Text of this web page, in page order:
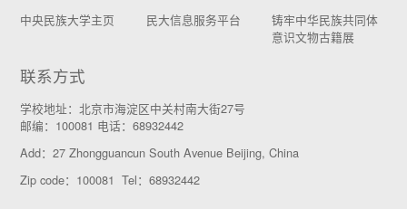
中央民族大学主页 民大信息服务平台
铸牢中华民族共同体
意识文物古籍展
联系方式
学校地址：北京市海淀区中关村南大街27号
邮编：100081 电话：68932442
Add：27 Zhongguancun South Avenue Beijing, China
Zip code：100081 Tel：68932442